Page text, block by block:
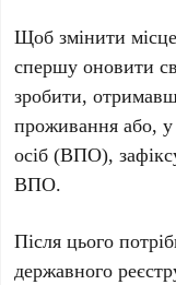
Щоб змінити
спершу оновити
зробити,
проживання або,
осіб (ВПО),
ВПО.
Після цього
державного